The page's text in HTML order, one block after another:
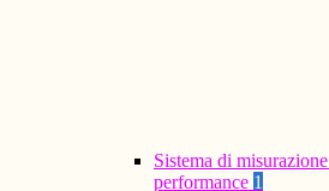
Sistema di
performance 1